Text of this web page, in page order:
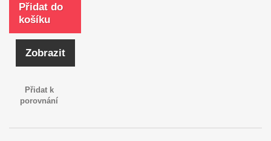
Přidat do
košíku
Zobrazit
Přidat k
porovnání